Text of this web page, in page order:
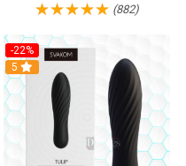
(882)
-22%
Hot
5